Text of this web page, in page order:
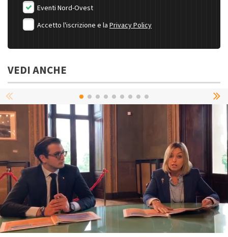
Eventi Nord-Ovest
Accetto l'iscrizione e la Privacy Policy
VEDI ANCHE